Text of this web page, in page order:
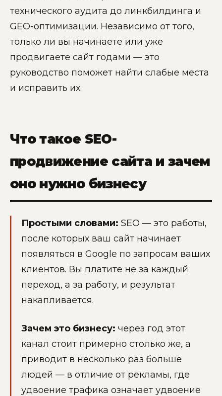
технического аудита до линкбилдинга и
GEO-оптимизации. Независимо от того,
только ли вы начинаете или уже
продвигаете сайт годами — это
руководство поможет найти слабые места
и исправить их.
Что такое SEO-
продвижение сайта и зачем
оно нужно бизнесу
Простыми словами: SEO — это работы,
после которых ваш сайт начинает
появляться в Google по запросам ваших
клиентов. Вы платите не за каждый
переход, а за работу, и результат
накапливается.
Зачем это бизнесу: через год этот
канал стоит примерно столько же, а
приводит в несколько раз больше
людей — в отличие от рекламы, где
удвоение трафика означает удвоение